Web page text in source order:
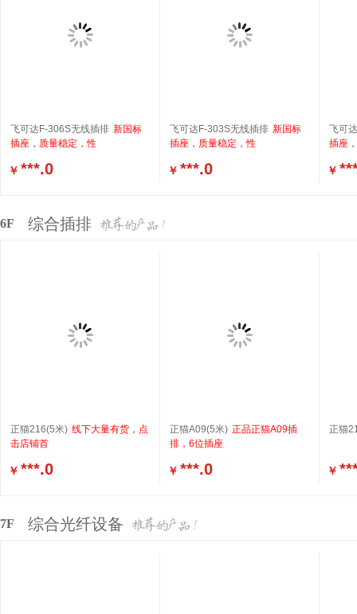
飞可达F-306S无线插排 新国标
插座，质量稳定，性
￥ ***.0
飞可达F-303S无线插排 新国标
插座，质量稳定，性
￥ ***.0
飞可
插座
￥
6F 综合插排
正猫216(5米) 线下大量有货，点
击店铺首
￥ ***.0
正猫A09(5米) 正品正猫A09插
排，6位插座
￥ ***.0
正猫
￥
7F 综合光纤设备